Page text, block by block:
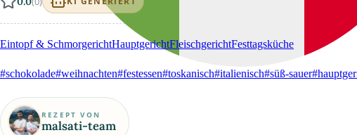
Eintopf & SchmorgerichtHauptgerichtFleischgerichtFesttagsküche
#schokolade#weihnachten#festessen#toskanisch#italienisch#süß-sauer
REZEPT VON
malsati-team